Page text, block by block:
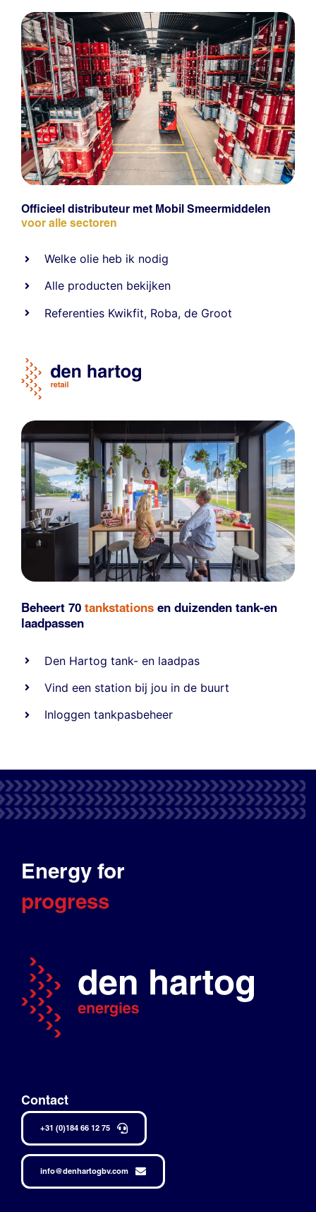
Officieel distributeur met Mobil Smeermiddelen
voor alle sectoren
Welke olie heb ik nodig
Alle producten bekijken
Referenties Kwikfit, Roba,de Groot
Beheert 70 tankstations en duizenden tank-en
laadpassen
Den Hartog tank- en laadpas
Vind een station bij jou in de buurt
Inloggen tankpasbeheer
Energy for
progress
Contact
+31 (0)184 66 12 75
info@denhartogbv.com